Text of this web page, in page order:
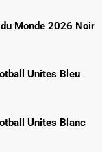
du Monde 2026 Noir
Unites Bleu
Unites Blanc